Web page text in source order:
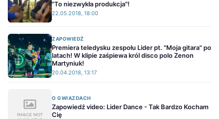
"To niezwykła produkcja"!
22.05.2018, 18:00
ZAPOWIEDŹ
Premiera teledysku zespołu Lider pt. "Moja gitara" po
latach! W klipie zaśpiewa król disco polo Zenon
Martyniuk!
20.04.2018, 13:17
O GWIAZDACH
Zapowiedź video: Lider Dance - Tak Bardzo Kocham
Cię